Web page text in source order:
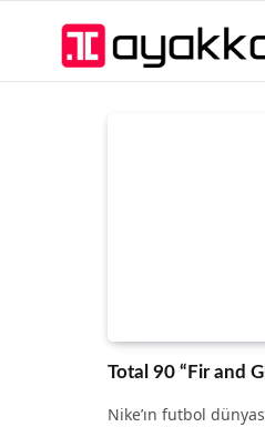
Total 90 “Fir and
Nike’ın futbol